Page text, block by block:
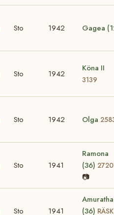
Sto 1942 Gagea
Sto 1942
Köna II
3139
Sto 1942 Olga
Sto 1941
Ramona
(36) 2720
📷
Sto 1941
Amuratha
(36) RÄSK